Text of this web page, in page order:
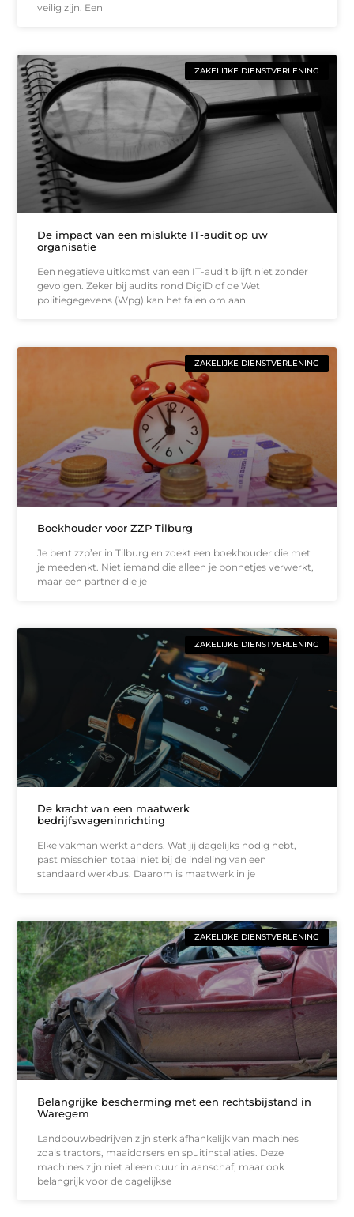
veilig zijn. Een
ZAKELIJKE DIENSTVERLENING
De impact van een mislukte IT-audit op uw
organisatie
Een negatieve uitkomst van een IT-audit blijft niet zonder
gevolgen. Zeker bij audits rond DigiD of de Wet
politiegegevens (Wpg) kan het falen om aan
ZAKELIJKE DIENSTVERLENING
Boekhouder voor ZZP Tilburg
Je bent zzp’er in Tilburg en zoekt een boekhouder die met
je meedenkt. Niet iemand die alleen je bonnetjes verwerkt,
maar een partner die je
ZAKELIJKE DIENSTVERLENING
De kracht van een maatwerk
bedrijfswageninrichting
Elke vakman werkt anders. Wat jij dagelijks nodig hebt,
past misschien totaal niet bij de indeling van een
standaard werkbus. Daarom is maatwerk in je
ZAKELIJKE DIENSTVERLENING
Belangrijke bescherming met een rechtsbijstand in
Waregem
Landbouwbedrijven zijn sterk afhankelijk van machines
zoals tractors, maaidorsers en spuitinstallaties. Deze
machines zijn niet alleen duur in aanschaf, maar ook
belangrijk voor de dagelijkse